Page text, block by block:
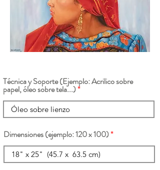
Técnica y Soporte (Ejemplo: Acrilico sobre
papel, óleo sobre tela...)
Dimensiones (ejemplo: 120 x 100)